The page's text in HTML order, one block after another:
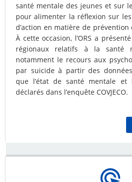
santé mentale des jeunes et sur
pour alimenter la réflexion sur
d’action en matière de
À cette occasion, l’ORS a
régionaux relatifs à la santé
notamment le recours aux
par suicide à partir des
que l’état de santé mentale et
déclarés dans l’enquête COVJECO.